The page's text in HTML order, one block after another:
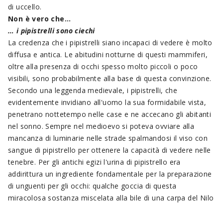
di uccello.
Non è vero che...
… i pipistrelli sono ciechi
La credenza che i pipistrelli siano incapaci di vedere è molto
diffusa e antica. Le abitudini notturne di questi mammiferi,
oltre alla presenza di occhi spesso molto piccoli o poco
visibili, sono probabilmente alla base di questa convinzione.
Secondo una leggenda medievale, i pipistrelli, che
evidentemente invidiano all'uomo la sua formidabile vista,
penetrano nottetempo nelle case e ne accecano gli abitanti
nel sonno. Sempre nel medioevo si poteva ovviare alla
mancanza di luminarie nelle strade spalmandosi il viso con
sangue di pipistrello per ottenere la capacità di vedere nelle
tenebre. Per gli antichi egizi l'urina di pipistrello era
addirittura un ingrediente fondamentale per la preparazione
di unguenti per gli occhi: qualche goccia di questa
miracolosa sostanza miscelata alla bile di una carpa del Nilo